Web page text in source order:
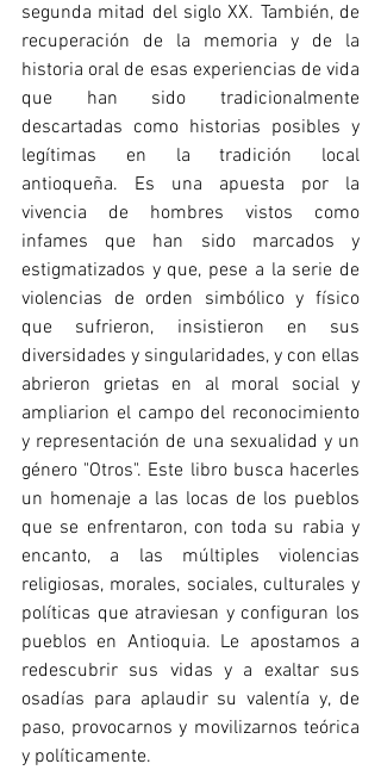
segunda mitad del siglo XX. También, de
recuperación de la memoria y de la
historia oral de esas experiencias de vida
que han sido tradicionalmente
descartadas como historias posibles y
legítimas en la tradición local
antioqueña. Es una apuesta por la
vivencia de hombres vistos como
infames que han sido marcados y
estigmatizados y que, pese a la serie de
violencias de orden simbólico y físico
que sufrieron, insistieron en sus
diversidades y singularidades, y con ellas
abrieron grietas en al moral social y
ampliarion el campo del reconocimiento
y representación de una sexualidad y un
género "Otros". Este libro busca hacerles
un homenaje a las locas de los pueblos
que se enfrentaron, con toda su rabia y
encanto, a las múltiples violencias
religiosas, morales, sociales, culturales y
políticas que atraviesan y configuran los
pueblos en Antioquia. Le apostamos a
redescubrir sus vidas y a exaltar sus
osadías para aplaudir su valentía y, de
paso, provocarnos y movilizarnos teórica
y políticamente.